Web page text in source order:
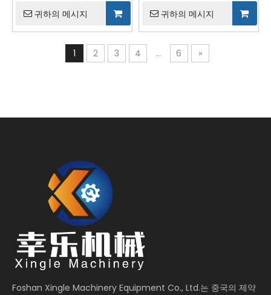
귀하의 메시지 귀하의 메시지
1 2 3 4 ... 6 »
Foshan Xingle Machinery Equipment Co., Ltd.는 중국의 제약